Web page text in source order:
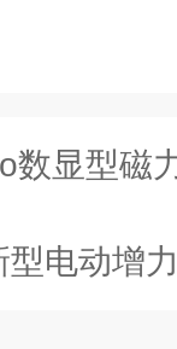
数显型磁
型电动增